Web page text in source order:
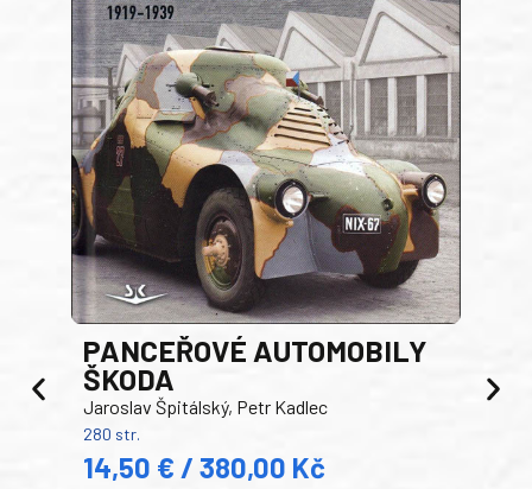
PANCEŘOVÉ AUTOMOBILY
ŠKODA
Jaroslav Špitálský, Petr Kadlec
280 str.
14,50 € / 380,00 Kč